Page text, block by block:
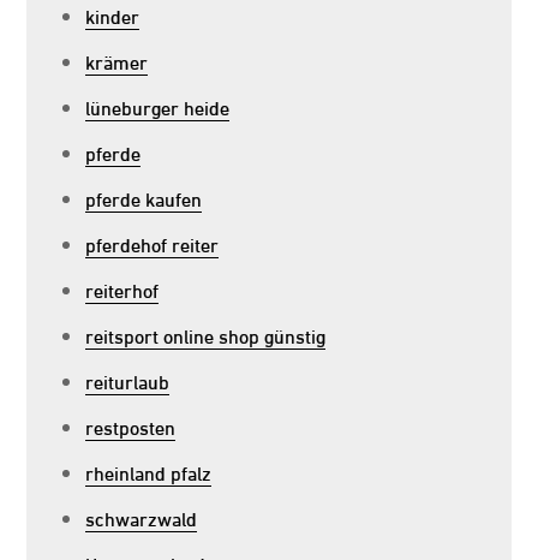
kinder
krämer
lüneburger heide
pferde
pferde kaufen
pferdehof reiter
reiterhof
reitsport online shop günstig
reiturlaub
restposten
rheinland pfalz
schwarzwald